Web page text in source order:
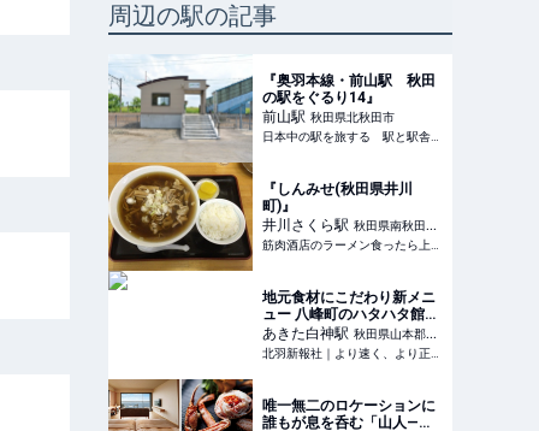
周辺の駅の記事
『奥羽本線・前山駅 秋田
の駅をぐるり14』
前山駅 秋田県北秋田市
日本中の駅を旅する 駅と駅舎のブログ
『しんみせ(秋田県井川
町)』
井川さくら駅 秋田県南秋田郡
井川町
筋肉酒店のラーメン食ったら上げマッスル！
地元食材にこだわり新メニ
ュー 八峰町のハタハタ館
「レストランいさりび」 -
北羽新報社｜より速く、よ
り正確に、心通う紙面づく
あきた白神駅 秋田県山本郡八
峰町
北羽新報社｜より速く、より正確に、心通う紙面づくり - 秋田県能代市、三種町、八峰町、藤里町の情報をお届けします
唯一無二のロケーションに
誰もが息を呑む「山人—